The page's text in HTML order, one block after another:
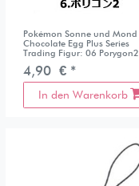
Pokémon Sonne und Mond
Chocolate Egg Plus Series
Trading Figur: 06 Porygon2
4,90 € *
In den Warenkorb